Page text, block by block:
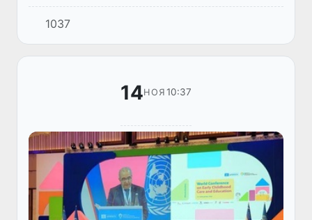
образованию детей младшего возраста. В
масштабном мероприятии принимают
участие свыше тысячи экспертов из более...
1037
14НОЯ 10:37